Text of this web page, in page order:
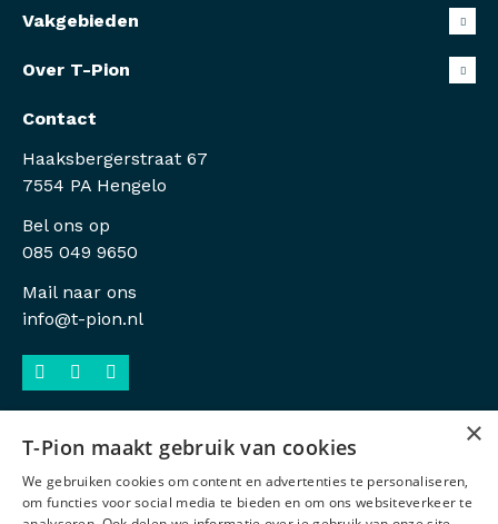
Vakgebieden
Over T-Pion
Contact
Haaksbergerstraat 67
7554 PA Hengelo
Bel ons op
085 049 9650
Mail naar ons
info@t-pion.nl
Sitemap
Privacy
×
T-Pion maakt gebruik van cookies
We gebruiken cookies om content en advertenties te personaliseren,
om functies voor social media te bieden en om ons websiteverkeer te